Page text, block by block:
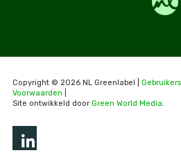
Copyright © 2026 NL Greenlabel |
Voorwaarden
Site ontwikkeld door Green World Media.